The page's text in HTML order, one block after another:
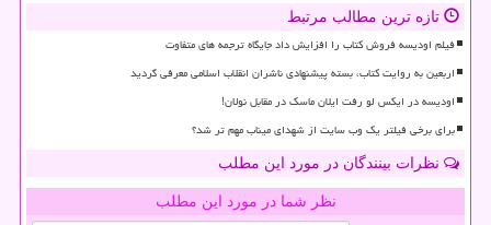
تازه ترین مطالب مرتبط
فیلم اودیسه فروش کتاب را افزایش داد جایگاه ترجمه های متفاوت
اربعین به روایت کتاب، بسته پیشنهادی ناشران انقلاب اسلامی معرفی گردید
اودیسه در ایکس لو رفت ایلان ماسک در مقابل نولان!
برای برخی فیلتر یک وب سایت از شهدای میناب مهم تر شد؟
نظرات بینندگان در مورد این مطلب
نظر شما در مورد این مطلب